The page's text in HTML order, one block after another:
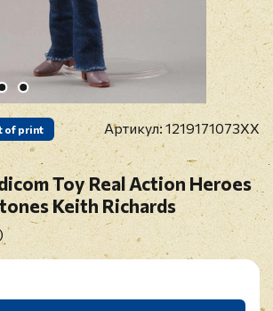
of print Артикул:1219171073XX
Toy Real Action Heroes
Keith Richards